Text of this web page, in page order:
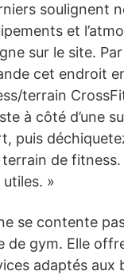
soulignent
et
sur le site.
cet endroit
terrain
à côté d’une
puis
de
»
se contente
de gym. Elle
adaptés aux